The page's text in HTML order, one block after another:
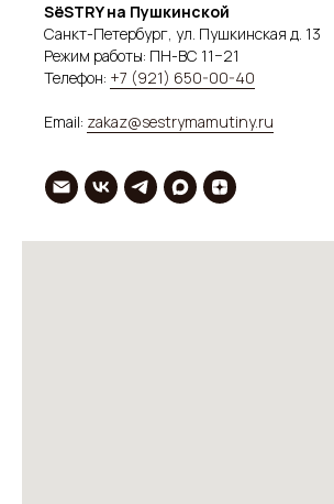
SёSTRY на Пушкинской
Санкт-Петербург, ул. Пушкинская д. 13
Режим работы: ПН-ВС 11−21
Телефон: +7 (921) 650-00-40
Email: zakaz@sestrymamutiny.ru